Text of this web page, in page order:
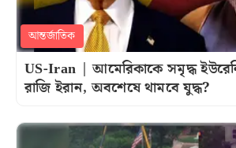
আন্তর্জাতিক
US-Iran | আমেরিকাকে সমৃদ্ধ
রাজি ইরান, অবশেষে থামবে যুদ্ধ?